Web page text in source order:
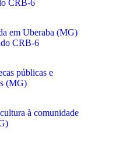
CRB-6
em Uberaba (MG)
do CRB-6
públicas e
(MG)
à comunidade